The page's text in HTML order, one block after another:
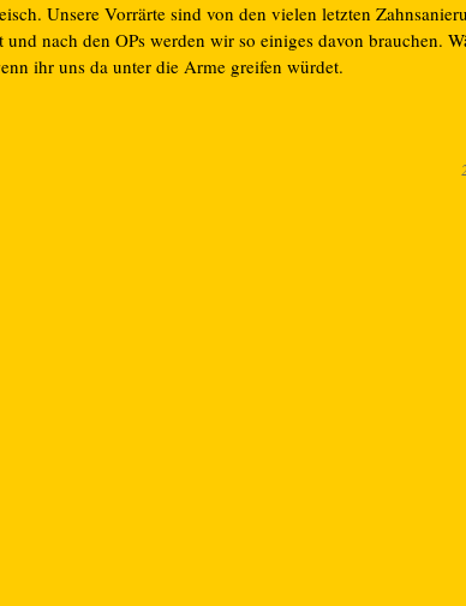
Unsere Vorrärte sind von den vielen letzten
und nach den OPs werden wir so einiges davon brauchen.
ihr uns da unter die Arme greifen würdet.